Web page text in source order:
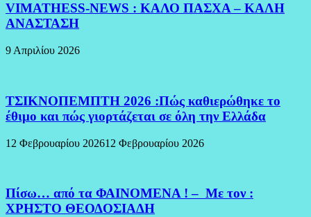
VIMATHESS-NEWS : ΚΑΛΟ ΠΑΣΧΑ – ΚΑΛΗ
ΑΝΑΣΤΑΣΗ
9 Απριλίου 2026
ΤΣΙΚΝΟΠΕΜΠΤΗ 2026 :Πώς καθιερώθηκε το
έθιμο και πώς γιορτάζεται σε όλη την Ελλάδα
12 Φεβρουαρίου 202612 Φεβρουαρίου 2026
Πίσω… από τα ΦΑΙΝΟΜΕΝΑ ! – Με τον :
ΧΡΗΣΤΟ ΘΕΟΔΟΣΙΑΔΗ